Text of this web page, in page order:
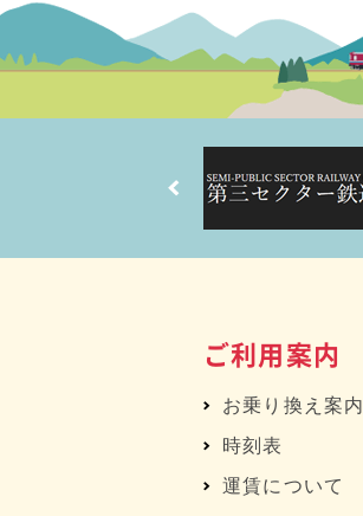
ご利用案内
お乗り換え案内
時刻表
運賃について